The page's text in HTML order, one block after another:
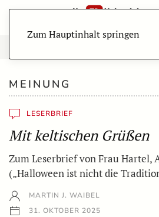
Zum Hauptinhalt springen
MEINUNG
LESERBRIEF
Mit keltischen Grüßen
Zum Leserbrief von Frau Hartel,
(„Halloween ist nicht die
MARTIN J. WAIBEL
31. OKTOBER 2025